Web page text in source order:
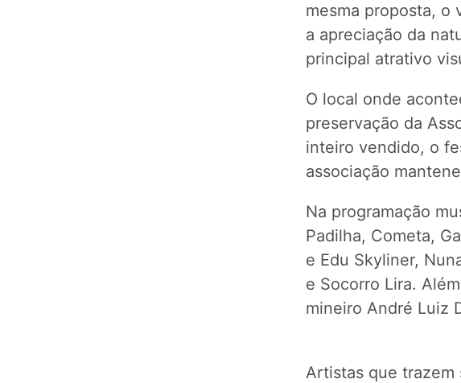
mesma proposta, o
a apreciação da
principal atrativo
O local onde
preservação da
inteiro vendido, o
associação
Na programação
Padilha, Cometa,
e Edu Skyliner,
e Socorro Lira.
mineiro André Luiz
Artistas que trazem